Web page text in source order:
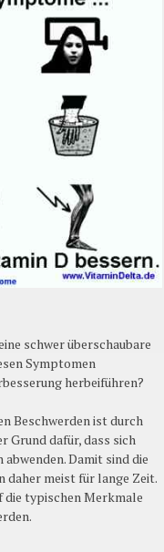
schwer überschaubare
Symptomen
herbeiführen?
Beschwerden ist durch
Grund dafür, dass sich
Damit sind die
daher meist für lange Zeit.
die typischen Merkmale